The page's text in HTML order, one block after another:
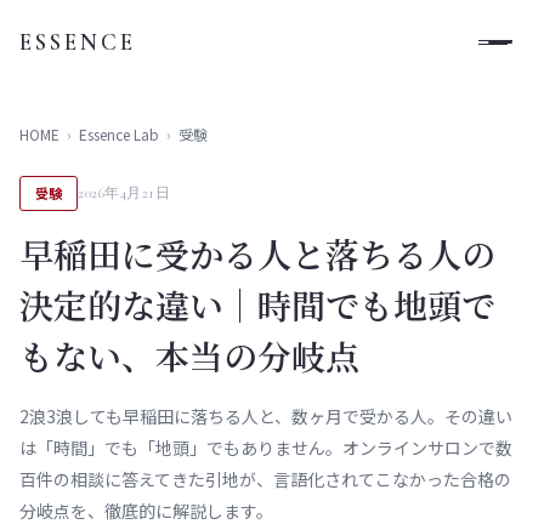
ESSENCE
HOME › Essence Lab › 受験
受験 2026年4月21日
早稲田に受かる人と落ちる人の
決定的な違い｜時間でも地頭で
もない、本当の分岐点
2浪3浪しても早稲田に落ちる人と、数ヶ月で受かる人。その違い
は「時間」でも「地頭」でもありません。オンラインサロンで数
百件の相談に答えてきた引地が、言語化されてこなかった合格の
分岐点を、徹底的に解説します。